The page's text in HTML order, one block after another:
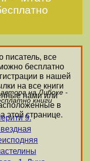
писатель, все
бесплатно
в нашей
на все книги
нами или
в
этой странице.
на Либоке -
книги
9.